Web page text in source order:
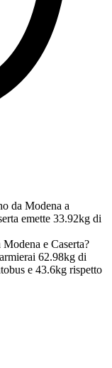
da Modena a
emette 33.92kg di
e Caserta?
62.98kg di
e 43.6kg rispetto